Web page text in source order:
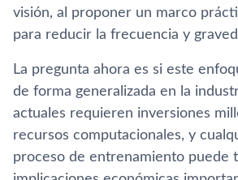
visión, al proponer un marco
para reducir la frecuencia y
La pregunta ahora es si este
de forma generalizada en la
actuales requieren inversiones
recursos computacionales, y
proceso de entrenamiento puede